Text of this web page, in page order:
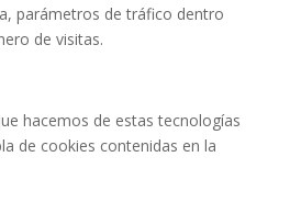
parámetros de tráfico dentro
de visitas.
hacemos de estas tecnologías
de cookies contenidas en la